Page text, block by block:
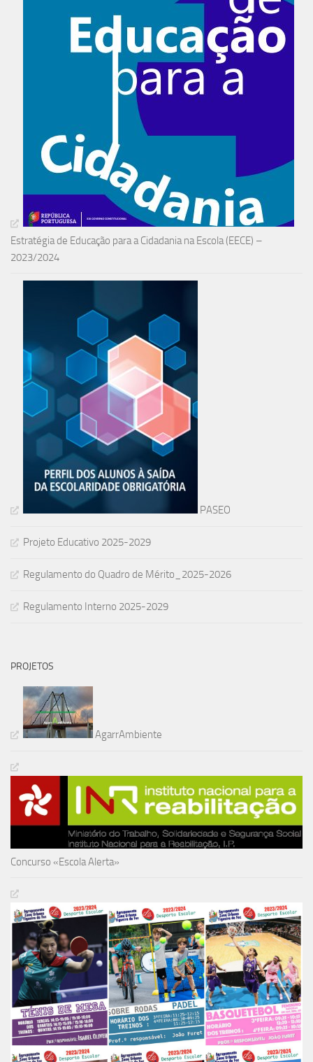
Estratégia de Educação para a Cidadania na Escola (EECE) –
2023/2024
PASEO
Projeto Educativo 2025-2029
Regulamento do Quadro de Mérito_2025-2026
Regulamento Interno 2025-2029
PROJETOS
AgarrAmbiente
Concurso «Escola Alerta»